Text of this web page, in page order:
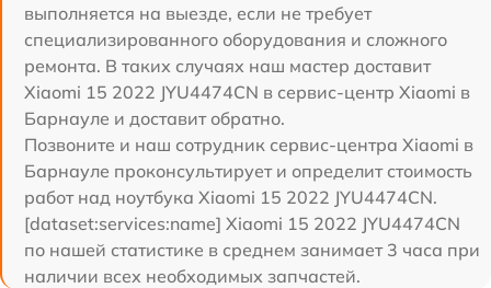
выполняется на выезде, если не требует
специализированного оборудования и сложного
ремонта. В таких случаях наш мастер доставит
Xiaomi 15 2022 JYU4474CN в сервис-центр Xiaomi в
Барнауле и доставит обратно.
Позвоните и наш сотрудник сервис-центра Xiaomi в
Барнауле проконсультирует и определит стоимость
работ над ноутбука Xiaomi 15 2022 JYU4474CN.
[dataset:services:name] Xiaomi 15 2022 JYU4474CN
по нашей статистике в среднем занимает 3 часа при
наличии всех необходимых запчастей.